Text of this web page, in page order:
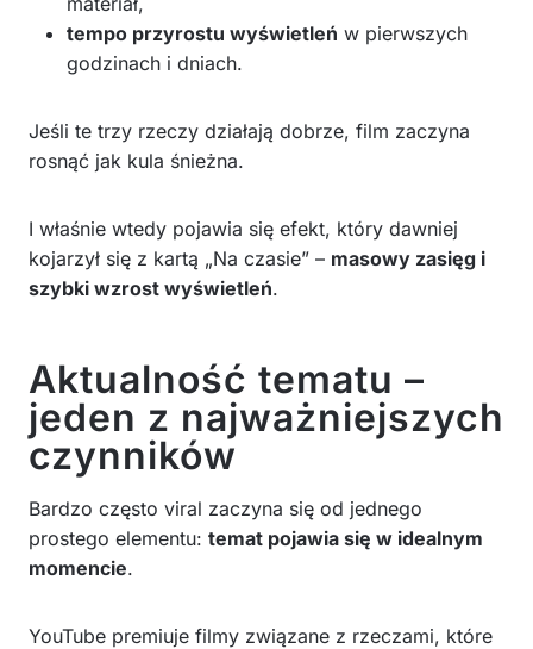
tempo przyrostu wyświetleń w pierwszych
godzinach i dniach.
Jeśli te trzy rzeczy działają dobrze, film zaczyna
rosnąć jak kula śnieżna.
I właśnie wtedy pojawia się efekt, który dawniej
kojarzył się z kartą „Na czasie” – masowy zasięg i
szybki wzrost wyświetleń.
Aktualność tematu –
jeden z najważniejszych
czynników
Bardzo często viral zaczyna się od jednego
prostego elementu: temat pojawia się w idealnym
momencie.
YouTube premiuje filmy związane z rzeczami, które